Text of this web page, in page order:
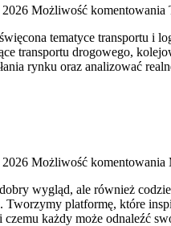
Możliwość komentowania
tematyce transportu i
transportu drogowego,
rynku oraz analizować
Możliwość komentowania
wygląd, ale również
Tworzymy platformę, które
czemu każdy może odnaleźć